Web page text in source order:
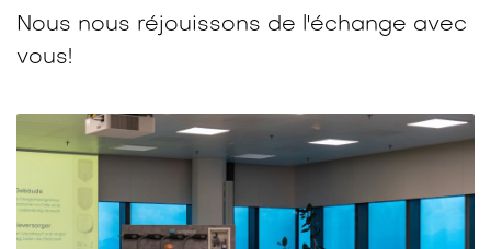
Nous nous réjouissons de l'échange avec
vous!